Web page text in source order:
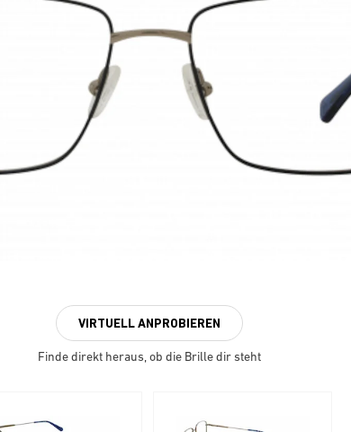
VIRTUELL ANPROBIEREN
Finde direkt heraus, ob die Brille dir steht